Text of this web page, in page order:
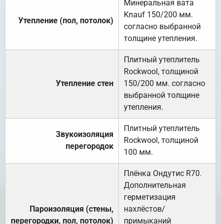
Утепление (пол, потолок)
Минеральная вата
Knauf 150/200 мм.
согласно выбранной
толщине утепления.
Утепление стен
Плитный утеплитель
Rockwool, толщиной
150/200 мм. согласно
выбранной толщине
утепления.
Звукоизоляция
перегородок
Плитный утеплитель
Rockwool, толщиной
100 мм.
Пароизоляция (стены,
перегородки, пол, потолок)
Плёнка Ондутис R70.
Дополнительная
герметизация
нахлёстов/
примыканий